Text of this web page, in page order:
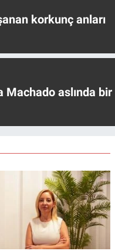
korkunç anları
Machado aslında bir